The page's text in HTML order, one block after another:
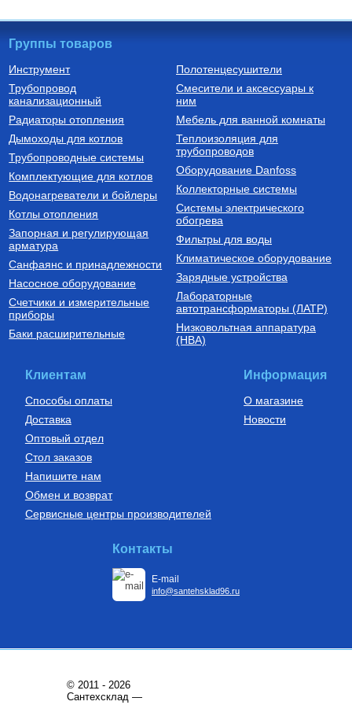
Радиаторы алюминиевые
Optima 500/80/1
740Руб.
Купить
Трубы из сшитого полиэтилена
Труба из сшитого
полиэтилена с кислородным
слоем PE-Xa/EVOH 16х2,0
SPX-0002-001620
149Руб.
Фильтры сетчатые из цветных
сплавов
Фильтр сетчатый 500 мкр. 3/4'',
SFW-0001-000020
895Руб.
Купить
Группы товаров
Инструмент
Трубопровод
канализационный
Радиаторы отопления
Дымоходы для котлов
Трубопроводные системы
Комплектующие для котлов
Водонагреватели и бойлеры
Котлы отопления
Запорная и регулирующая
арматура
Санфаянс и принадлежности
Насосное оборудование
Счетчики и измерительные
приборы
Баки расширительные
Полотенцесушители
Смесители и аксессуары к
ним
Мебель для ванной комнаты
Теплоизоляция для
трубопроводов
Оборудование Danfoss
Коллекторные системы
Системы электрического
обогрева
Фильтры для воды
Климатическое оборудование
Зарядные устройства
Лабораторные
автотрансформаторы (ЛАТР)
Низковольтная аппаратура
(НВА)
Клиентам
Способы оплаты
Доставка
Оптовый отдел
Стол заказов
Напишите нам
Обмен и возврат
Сервисные центры производителей
Информация
О магазине
Новости
Контакты
E-mail
info@santehsklad96.ru
© 2011 - 2026
Сантехсклад —